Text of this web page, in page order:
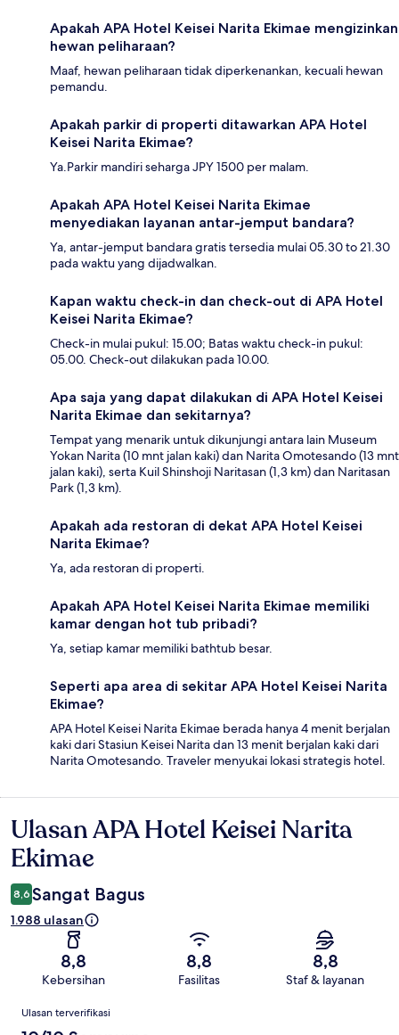
Apakah APA Hotel Keisei Narita Ekimae mengizinkan
hewan peliharaan?
Maaf, hewan peliharaan tidak diperkenankan, kecuali hewan
pemandu.
Apakah parkir di properti ditawarkan APA Hotel
Keisei Narita Ekimae?
Ya.Parkir mandiri seharga JPY 1500 per malam.
Apakah APA Hotel Keisei Narita Ekimae
menyediakan layanan antar-jemput bandara?
Ya, antar-jemput bandara gratis tersedia mulai 05.30 to 21.30
pada waktu yang dijadwalkan.
Kapan waktu check-in dan check-out di APA Hotel
Keisei Narita Ekimae?
Check-in mulai pukul: 15.00; Batas waktu check-in pukul:
05.00. Check-out dilakukan pada 10.00.
Apa saja yang dapat dilakukan di APA Hotel Keisei
Narita Ekimae dan sekitarnya?
Tempat yang menarik untuk dikunjungi antara lain Museum
Yokan Narita (10 mnt jalan kaki) dan Narita Omotesando (13 mnt
jalan kaki), serta Kuil Shinshoji Naritasan (1,3 km) dan Naritasan
Park (1,3 km).
Apakah ada restoran di dekat APA Hotel Keisei
Narita Ekimae?
Ya, ada restoran di properti.
Apakah APA Hotel Keisei Narita Ekimae memiliki
kamar dengan hot tub pribadi?
Ya, setiap kamar memiliki bathtub besar.
Seperti apa area di sekitar APA Hotel Keisei Narita
Ekimae?
APA Hotel Keisei Narita Ekimae berada hanya 4 menit berjalan
kaki dari Stasiun Keisei Narita dan 13 menit berjalan kaki dari
Narita Omotesando. Traveler menyukai lokasi strategis hotel.
Ulasan
Ulasan APA Hotel Keisei Narita
Ekimae
8,6 Sangat Bagus
1.988 ulasan
8,8
Kebersihan
8,8
Fasilitas
8,8
Staf & layanan
Ulasan
Ulasan terverifikasi